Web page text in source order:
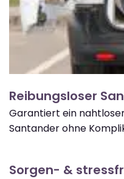
Reibungsloser
Garantiert ein
Santander ohne
Sorgen- &